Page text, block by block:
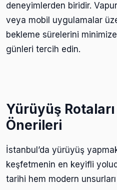
deneyimlerden biridir.
veya mobil uygulamalar
bekleme sürelerini
günleri tercih edin.
Yürüyüş Rotaları
Önerileri
İstanbul’da yürüyüş
keşfetmenin en keyifli
tarihi hem modern